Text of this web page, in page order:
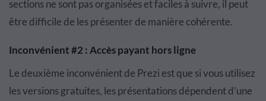
sections ne sont pas organisées et faciles à suivre, il peut
être difficile de les présenter de manière cohérente.
Inconvénient #2 : Accès payant hors ligne
Le deuxième inconvénient de Prezi est que si vous utilisez
les versions gratuites, les présentations dépendent d’une